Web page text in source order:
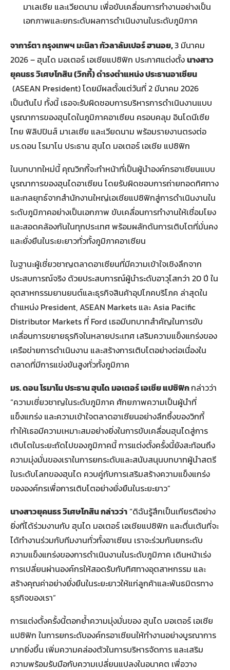
มาเลเซีย และเวียดนาม เพื่อขับเคลื่อนการทำงานอย่างเป็น
เอกภาพและยกระดับผลการดำเนินงานในระดับภูมิภาค
จาการ์ตา กรุงเทพฯ มะนิลา กัวลาลัมเปอร์ ฮานอย,3 มีนาคม
2026 – ฮุนได มอเตอร์ เอเชียแปซิฟิก ประกาศแต่งตั้งนางสาว
ยุคนธร วิเศษโกสิน (วิกกี้) ดำรงตำแหน่ง ประธานอาเซียน
(ASEAN President) โดยมีผลตั้งแต่วันที่ 2 มีนาคม 2026
เป็นต้นไป ทั้งนี้ เธอจะรับผิดชอบการบริหารการดำเนินงานแบบ
บูรณาการของฮุนไดในภูมิภาคอาเซียน ครอบคลุม อินโดนีเซีย
ไทย ฟิลิปปินส์ มาเลเซีย และเวียดนาม พร้อมรายงานตรงต่อ
มร.ดอน โรมาโน ประธาน ฮุนได มอเตอร์ เอเชีย แปซิฟิก
ในบทบาทใหม่นี้ คุณวิกกี้จะทำหน้าที่เป็นผู้นำองค์กรอาเซียนแบบ
บูรณาการของฮุนไดอาเซียน โดยรับผิดชอบการถ่ายทอดทิศทาง
และกลยุทธ์จากสำนักงานใหญ่เอเชียแปซิฟิกสู่การดำเนินงานใน
ระดับภูมิภาคอย่างเป็นเอกภาพ ขับเคลื่อนการทำงานให้เชื่อมโยง
และสอดคล้องกันในทุกประเทศ พร้อมผลักดันการเติบโตที่มั่นคง
และยั่งยืนในระยะยาวทั่วทั้งภูมิภาคอาเซียน
ในฐานะผู้เชี่ยวชาญตลาดอาเซียนที่มีความเข้าใจเชิงลึกจาก
ประสบการณ์จริง ด้วยประสบการณ์ผู้นำระดับอาวุโสกว่า 20 ปี ใน
อุตสาหกรรมยานยนต์และธุรกิจสินค้าอุปโภคบริโภค ล่าสุดใน
ตำแหน่ง President, ASEAN Markets และ Asia Pacific
Distributor Markets ที่ Ford เธอมีบทบาทสำคัญในการขับ
เคลื่อนการขยายธุรกิจในหลายประเทศ เสริมความแข็งแกร่งของ
เครือข่ายการดำเนินงาน และสร้างการเติบโตอย่างต่อเนื่องใน
ตลาดที่มีการแข่งขันสูงทั่วทั้งภูมิภาค
มร. ดอน โรมาโน ประธาน ฮุนได มอเตอร์ เอเชีย แปซิฟิกกล่าวว่า
“ความเชี่ยวชาญในระดับภูมิภาค ศักยภาพความเป็นผู้นำที่
แข็งแกร่ง และความเข้าใจตลาดอาเซียนอย่างลึกซึ้งของวิกกี้
ทำให้เธอมีความเหมาะสมอย่างยิ่งในการขับเคลื่อนฮุนไดสู่การ
เติบโตในระยะถัดไปของภูมิภาคนี้ การแต่งตั้งครั้งนี้ยังสะท้อนถึง
ความมุ่งมั่นของเราในการยกระดับและสนับสนุนบทบาทผู้นำสตรี
ในระดับโลกของฮุนได ควบคู่กับการเสริมสร้างความแข็งแกร่ง
ขององค์กรเพื่อการเติบโตอย่างยั่งยืนในระยะยาว”
นางสาวยุคนธร วิเศษโกสิน กล่าวว่า“ดิฉันรู้สึกเป็นเกียรติอย่าง
ยิ่งที่ได้ร่วมงานกับ ฮุนได มอเตอร์ เอเชียแปซิฟิก และตื่นเต้นที่จะ
ได้ทำงานร่วมกับทีมงานทั่วทั้งอาเซียน เราจะร่วมกันยกระดับ
ความแข็งแกร่งของการดำเนินงานในระดับภูมิภาค เดินหน้าเร่ง
การเปลี่ยนผ่านองค์กรให้สอดรับกับทิศทางอุตสาหกรรม และ
สร้างคุณค่าอย่างยั่งยืนในระยะยาวให้แก่ลูกค้าและพันธมิตรทาง
ธุรกิจของเรา”
การแต่งตั้งครั้งนี้ตอกย้ำความมุ่งมั่นของ ฮุนได มอเตอร์ เอเชีย
แปซิฟิก ในการยกระดับองค์กรอาเซียนให้ทำงานอย่างบูรณาการ
มากยิ่งขึ้น เพิ่มความคล่องตัวในการบริหารจัดการ และเสริม
ความพร้อมรับมือกับความเปลี่ยนแปลงในอนาคต เพื่อวาง